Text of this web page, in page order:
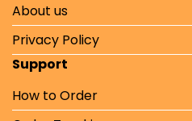
About us
Privacy Policy
Support
How to Order